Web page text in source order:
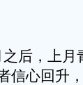
后，上月
信心回升